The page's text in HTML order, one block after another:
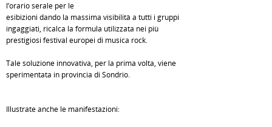
l’orario serale per le
esibizioni dando la massima visibilità a tutti i gruppi
ingaggiati, ricalca la formula utilizzata nei più
prestigiosi festival europei di musica rock.
Tale soluzione innovativa, per la prima volta, viene
sperimentata in provincia di Sondrio.
Illustrate anche le manifestazioni: